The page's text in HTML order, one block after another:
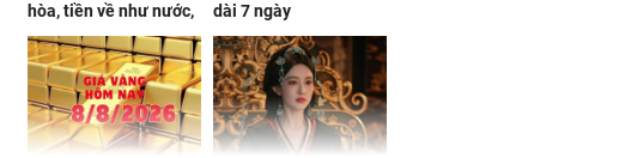
hòa, tiền về như nước,
bạc vàng dư dả, Phú
Quý Vinh Hoa, vận
trình khai sáng
dài 7 ngày